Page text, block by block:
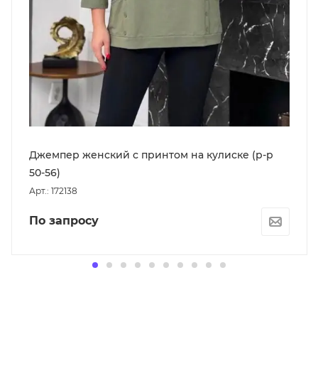
Джемпер женский с принтом на кулиске (р-р
50-56)
Арт.: 172138
По запросу